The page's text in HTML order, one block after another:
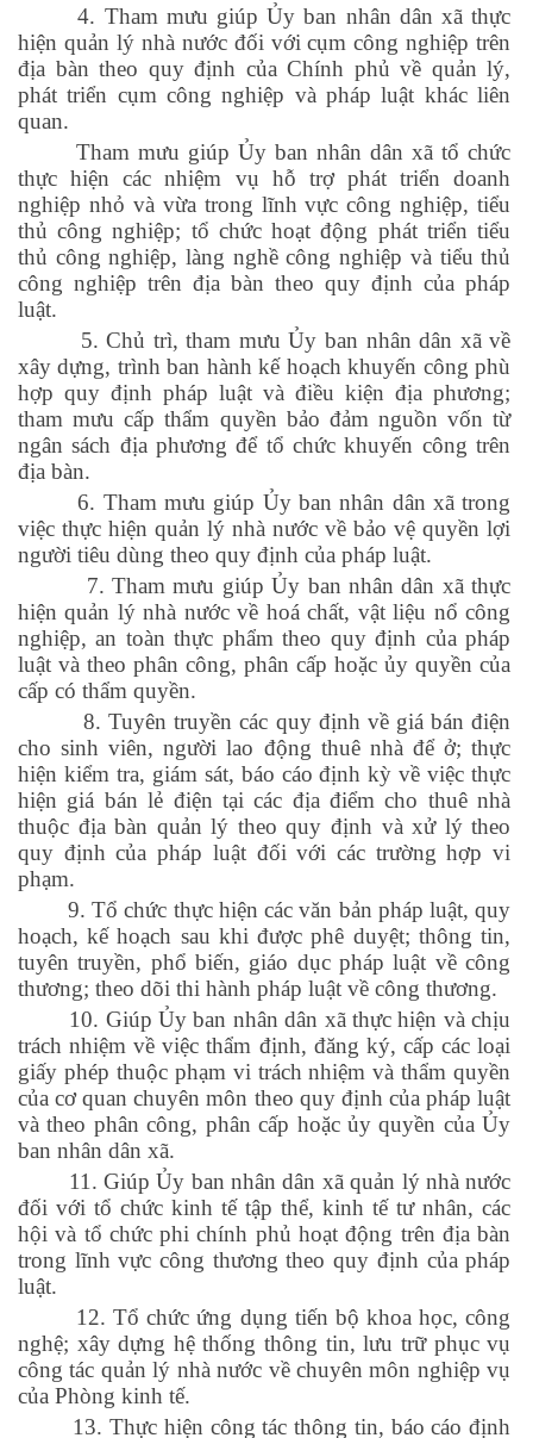
4. Tham mưu giúp Ủy ban nhân dân xã thực
hiện quản lý nhà nước đối với cụm công nghiệp trên
địa bàn theo quy định của Chính phủ về quản lý,
phát triển cụm công nghiệp và pháp luật khác liên
quan.
Tham mưu giúp Ủy ban nhân dân xã tổ chức
thực hiện các nhiệm vụ hỗ trợ phát triển doanh
nghiệp nhỏ và vừa trong lĩnh vực công nghiệp, tiểu
thủ công nghiệp; tổ chức hoạt động phát triển tiểu
thủ công nghiệp, làng nghề công nghiệp và tiểu thủ
công nghiệp trên địa bàn theo quy định của pháp
luật.
5. Chủ trì, tham mưu Ủy ban nhân dân xã về
xây dựng, trình ban hành kế hoạch khuyến công phù
hợp quy định pháp luật và điều kiện địa phương;
tham mưu cấp thẩm quyền bảo đảm nguồn vốn từ
ngân sách địa phương để tổ chức khuyến công trên
địa bàn.
6. Tham mưu giúp Ủy ban nhân dân xã trong
việc thực hiện quản lý nhà nước về bảo vệ quyền lợi
người tiêu dùng theo quy định của pháp luật.
7. Tham mưu giúp Ủy ban nhân dân xã thực
hiện quản lý nhà nước về hoá chất, vật liệu nổ công
nghiệp, an toàn thực phẩm theo quy định của pháp
luật và theo phân công, phân cấp hoặc ủy quyền của
cấp có thẩm quyền.
8. Tuyên truyền các quy định về giá bán điện
cho sinh viên, người lao động thuê nhà để ở; thực
hiện kiểm tra, giám sát, báo cáo định kỳ về việc thực
hiện giá bán lẻ điện tại các địa điểm cho thuê nhà
thuộc địa bàn quản lý theo quy định và xử lý theo
quy định của pháp luật đối với các trường hợp vi
phạm.
9. Tổ chức thực hiện các văn bản pháp luật, quy
hoạch, kế hoạch sau khi được phê duyệt; thông tin,
tuyên truyền, phổ biến, giáo dục pháp luật về công
thương; theo dõi thi hành pháp luật về công thương.
10. Giúp Ủy ban nhân dân xã thực hiện và chịu
trách nhiệm về việc thẩm định, đăng ký, cấp các loại
giấy phép thuộc phạm vi trách nhiệm và thẩm quyền
của cơ quan chuyên môn theo quy định của pháp luật
và theo phân công, phân cấp hoặc ủy quyền của Ủy
ban nhân dân xã.
11. Giúp Ủy ban nhân dân xã quản lý nhà nước
đối với tổ chức kinh tế tập thể, kinh tế tư nhân, các
hội và tổ chức phi chính phủ hoạt động trên địa bàn
trong lĩnh vực công thương theo quy định của pháp
luật.
12. Tổ chức ứng dụng tiến bộ khoa học, công
nghệ; xây dựng hệ thống thông tin, lưu trữ phục vụ
công tác quản lý nhà nước về chuyên môn nghiệp vụ
của Phòng kinh tế.
13. Thực hiện công tác thông tin, báo cáo định